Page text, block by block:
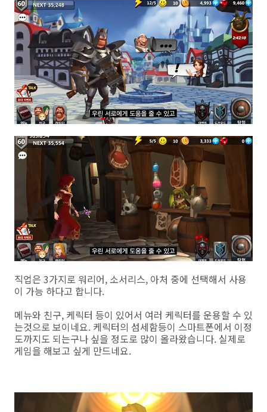
직업은 3가지로 워리어, 소서리스, 아처 중에 선택해서 사용
이 가능 하다고 합니다.
메뉴와 친구, 케릭터 등이 있어서 여러 케릭터를 운용할 수 있
는것으로 보이네요. 케릭터의 섬세함등이 스마트폰에서 이정
도까지도 되는구나 싶을 정도로 많이 올라왔습니다. 실제로
게임을 해보고 싶게 만드네요.